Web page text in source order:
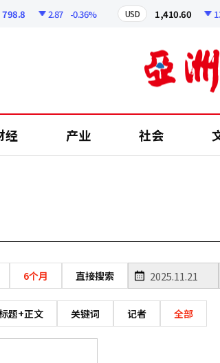
2.87 -0.36% USD 1,410.60 13
经 产业 社会
6个月 直接搜索
题+正文 关键词 记者 全部